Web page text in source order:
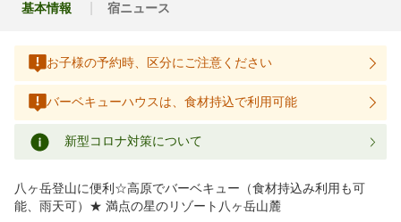
基本情報 宿ニュース
お子様の予約時、区分にご注意ください
バーベキューハウスは、食材持込で利用可能
新型コロナ対策について
八ヶ岳登山に便利☆高原でバーベキュー（食材持込み利用も可
能、雨天可）★ 満点の星のリゾート八ヶ岳山麓